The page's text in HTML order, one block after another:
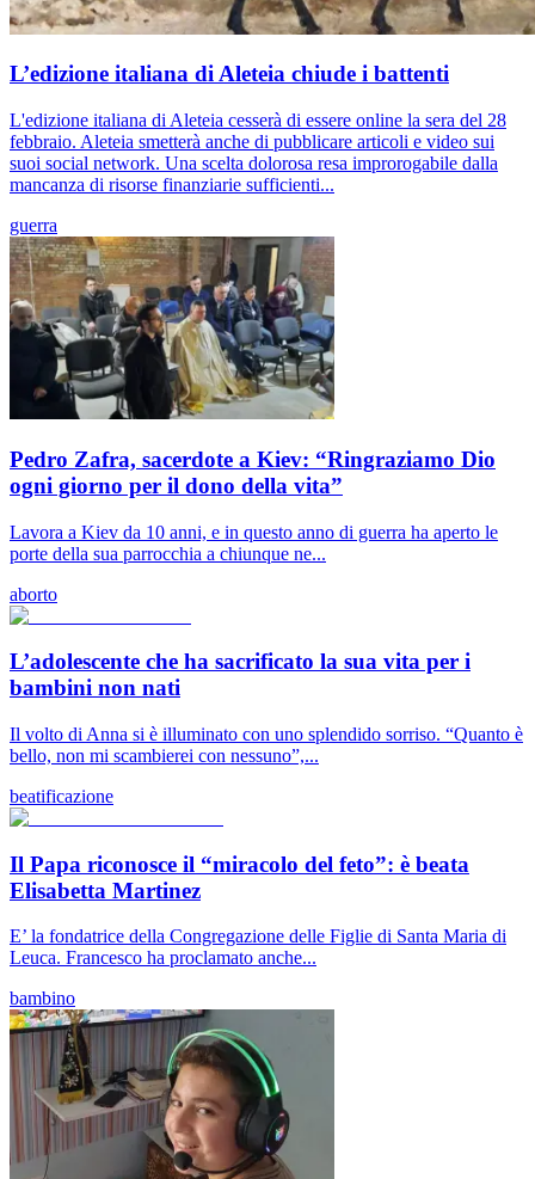
L’edizione italiana di Aleteia chiude i battenti
L'edizione italiana di Aleteia cesserà di essere online la sera del 28
febbraio. Aleteia smetterà anche di pubblicare articoli e video sui
suoi social network. Una scelta dolorosa resa improrogabile dalla
mancanza di risorse finanziarie sufficienti...
guerra
Pedro Zafra, sacerdote a Kiev: “Ringraziamo Dio
ogni giorno per il dono della vita”
Lavora a Kiev da 10 anni, e in questo anno di guerra ha aperto le
porte della sua parrocchia a chiunque ne...
aborto
L’adolescente che ha sacrificato la sua vita per i
bambini non nati
Il volto di Anna si è illuminato con uno splendido sorriso. “Quanto è
bello, non mi scambierei con nessuno”,...
beatificazione
Il Papa riconosce il “miracolo del feto”: è beata
Elisabetta Martinez
E’ la fondatrice della Congregazione delle Figlie di Santa Maria di
Leuca. Francesco ha proclamato anche...
bambino